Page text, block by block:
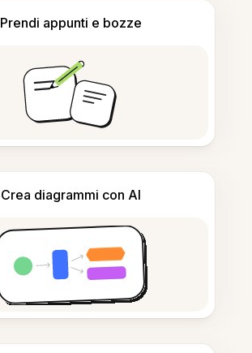
Prendi appunti e bozze
Crea diagrammi con AI